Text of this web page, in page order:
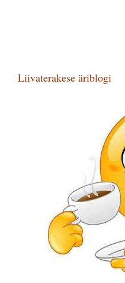
Liivaterakese äriblogi